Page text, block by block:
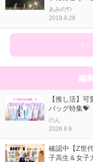
あみのｻﾝ
2019.9.28
ラ
編
【推し活】
バッグ特集💝
のん
2026.8.6
確認中【Z世
子高生＆女子